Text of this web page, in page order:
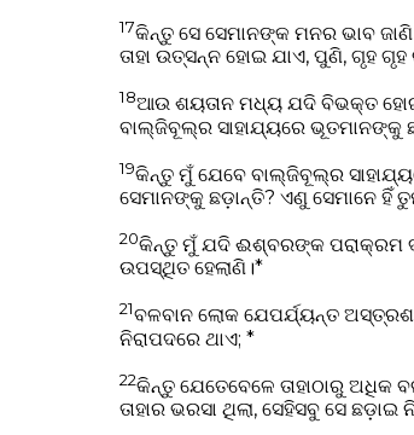
17କିନ୍ତୁ ସେ ସେମାନଙ୍କ ମନର ଭାବ
ତାହା ଉତ୍ସନ୍ନ ହୋଇ ଯାଏ, ପୁଣି, ଗୃହ
18ଆଉ ଶୟତାନ ମଧ୍ୟ ଯଦି ବିଭକ୍ତ ହୋଇ
ବାଲ୍‌ଜିବୂଲ୍‍ର ସାହାଯ୍ୟରେ ଭୂତମାନଙ୍କୁ
19କିନ୍ତୁ ମୁଁ ଯେବେ ବାଲ୍‌ଜିବୂଲ୍‍ର
ସେମାନଙ୍କୁ ଛଡ଼ାନ୍ତି? ଏଣୁ ସେମାନେ ହିଁ
20କିନ୍ତୁ ମୁଁ ଯଦି ଈଶ୍ବରଙ୍କ ପରାକ୍ରମ
ଉପସ୍ଥିତ ହେଲାଣି।*
21ବଳବାନ ଲୋକ ଯେପର୍ଯ୍ୟନ୍ତ
ନିରାପଦରେ ଥାଏ; *
22କିନ୍ତୁ ଯେତେବେଳେ ତାହାଠାରୁ
ତାହାର ଭରସା ଥିଲା, ସେହିସବୁ ସେ